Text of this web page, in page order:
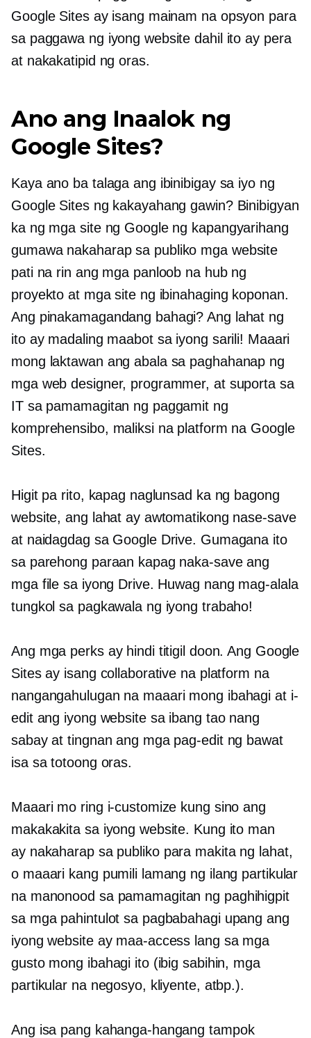
Google Sites ay isang mainam na opsyon para
sa paggawa ng iyong website dahil ito ay pera
at nakakatipid ng oras.
Ano ang Inaalok ng
Google Sites?
Kaya ano ba talaga ang ibinibigay sa iyo ng
Google Sites ng kakayahang gawin? Binibigyan
ka ng mga site ng Google ng kapangyarihang
gumawa nakaharap sa publiko mga website
pati na rin ang mga panloob na hub ng
proyekto at mga site ng ibinahaging koponan.
Ang pinakamagandang bahagi? Ang lahat ng
ito ay madaling maabot sa iyong sarili! Maaari
mong laktawan ang abala sa paghahanap ng
mga web designer, programmer, at suporta sa
IT sa pamamagitan ng paggamit ng
komprehensibo, maliksi na platform na Google
Sites.
Higit pa rito, kapag naglunsad ka ng bagong
website, ang lahat ay awtomatikong nase-save
at naidagdag sa Google Drive. Gumagana ito
sa parehong paraan kapag naka-save ang
mga file sa iyong Drive. Huwag nang mag-alala
tungkol sa pagkawala ng iyong trabaho!
Ang mga perks ay hindi titigil doon. Ang Google
Sites ay isang collaborative na platform na
nangangahulugan na maaari mong ibahagi at i-
edit ang iyong website sa ibang tao nang
sabay at tingnan ang mga pag-edit ng bawat
isa satotoong oras.
Maaari mo ring i-customize kung sino ang
makakakita sa iyong website. Kung ito man
ay nakaharap sa publikopara makita ng lahat,
o maaari kang pumili lamang ng ilang partikular
na manonood sa pamamagitan ng paghihigpit
sa mga pahintulot sa pagbabahagi upang ang
iyong website ay maa-access lang sa mga
gusto mong ibahagi ito (ibig sabihin, mga
partikular na negosyo, kliyente, atbp.).
Ang isa pang kahanga-hangang tampok